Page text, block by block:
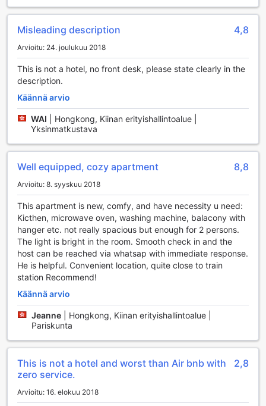
itsepalvelupesula, joka tarjoaa kätevät mahdollisuudet
on ensisijainen prioriteetti, ja siksi hotellissa on käytössä
turvalliset tallelokerot, joihin voi säilyttää arvokkaita esineitä
Hotelli on myös varustettu monilla käytännöllisillä palveluilla,
kuten ilmaisella Wi-Fi-yhteydellä kaikissa huoneissa sekä
viihteen nauttimisen vaivattomasti. Nopea ja tehokas
express sisään- ja uloskirjautuminen helpottaa matkaajien
aikataulujen hallintaa. Luggage storage -palvelu
jotta vieraat voivat tutustua Osakaan kevyemmillä
kantamuksilla. Hotellin tupakointialue tarjoaa mukautuvan
vaihtoehdon niille, jotka haluavat nauttia savukkeestaan
rauhassa. Vending machine -palvelu täydentää hotellin
mukavuuksia tarjoamalla nopeita välipaloja ja juomia
matkailijoiden tarpeisiin.
Huoneen Mukavuudet The Wonder At Stay-Maris
Kyobashi ARMS:ssa
The Wonder At Stay-Maris Kyobashi ARMS tarjoaa
vierailleen ensiluokkaiset huoneen mukavuudet, jotka
tekevät oleskelusta unohtumatonta. Jokaisessa huoneessa
on ilmastointi, joka takaa miellyttävän sisäilman kaikissa
sääolosuhteissa. Huoneet on varustettu myös
käytännöllisellä jääkaapilla, johon voit säilyttää juomia ja
välipaloja, sekä ilmaisilla pullovedellä, joka on täydellinen
hiustenkuivaaja ja laadukkaat hygieniatuotteet, jotka
tekevät valmistautumisesta vaivattomampaa.
Mukavuudet eivät kuitenkaan rajoitu vain perusasioihin.
Jokaisessa huoneessa on oma parveke tai terassi, jolta
Misleading description 4,8
Arvioitu: 24. joulukuu 2018
This is not a hotel, no front desk, please state clearly in the
description.
Käännä arvio
WAI
Hongkong, Kiinan erityishallintoalue |
Yksinmatkustava
Well equipped, cozy apartment 8,8
Arvioitu: 8. syyskuu 2018
This apartment is new, comfy, and have necessity u need:
Kicthen, microwave oven, washing machine, balacony with
hanger etc. not really spacious but enough for 2 persons.
The light is bright in the room. Smooth check in and the
host can be reached via whatsap with immediate response.
He is helpful. Convenient location, quite close to train
station Recommend!
Käännä arvio
Jeanne| Hongkong, Kiinan erityishallintoalue |
Pariskunta
This is not a hotel and worst than Air bnb with
zero service.
2,8
Arvioitu: 16. elokuu 2018